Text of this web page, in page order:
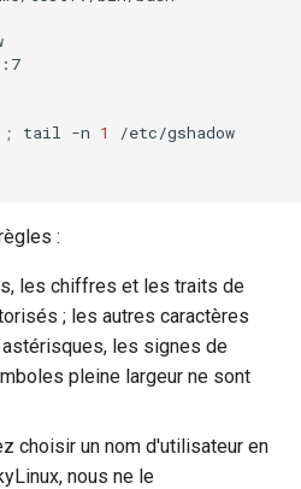
; tail -n 1
/etc/gshadow
:
les chiffres et les traits de
; les autres caractères
les signes de
pleine largeur ne sont
choisir un nom d'utilisateur en
nous ne le